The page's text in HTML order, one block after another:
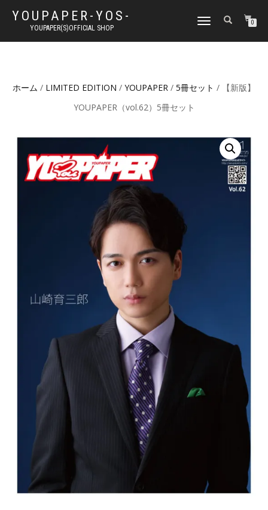
YOUPAPER-YOS-
YOUPAPER(S)OFFICIAL SHOP
ナ
ゲ
ン
え
0
ホーム / LIMITED EDITION / YOUPAPER / 5冊セット / 【新版】
YOUPAPER（vol.62）5冊セット